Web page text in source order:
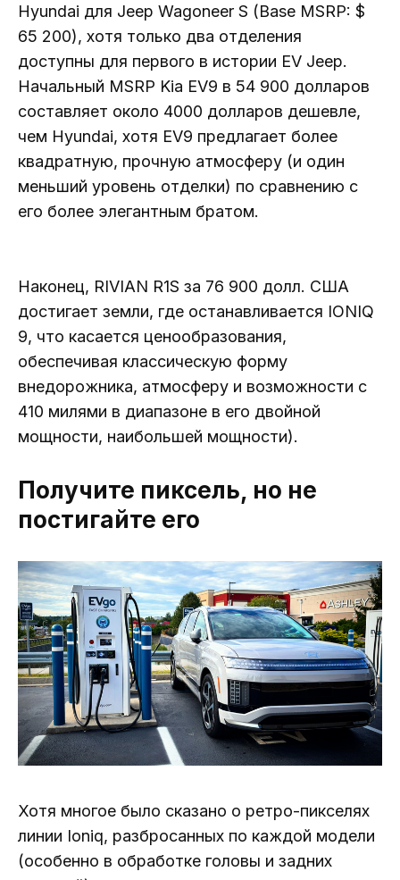
Hyundai для Jeep Wagoneer S (Base MSRP: $
65 200), хотя только два отделения
доступны для первого в истории EV Jeep.
Начальный MSRP Kia EV9 в 54 900 долларов
составляет около 4000 долларов дешевле,
чем Hyundai, хотя EV9 предлагает более
квадратную, прочную атмосферу (и один
меньший уровень отделки) по сравнению с
его более элегантным братом.
Наконец, RIVIAN R1S за 76 900 долл. США
достигает земли, где останавливается IONIQ
9, что касается ценообразования,
обеспечивая классическую форму
внедорожника, атмосферу и возможности с
410 милями в диапазоне в его двойной
мощности, наибольшей мощности).
Получите пиксель, но не
постигайте его
Хотя многое было сказано о ретро-пикселях
линии Ioniq, разбросанных по каждой модели
(особенно в обработке головы и задних